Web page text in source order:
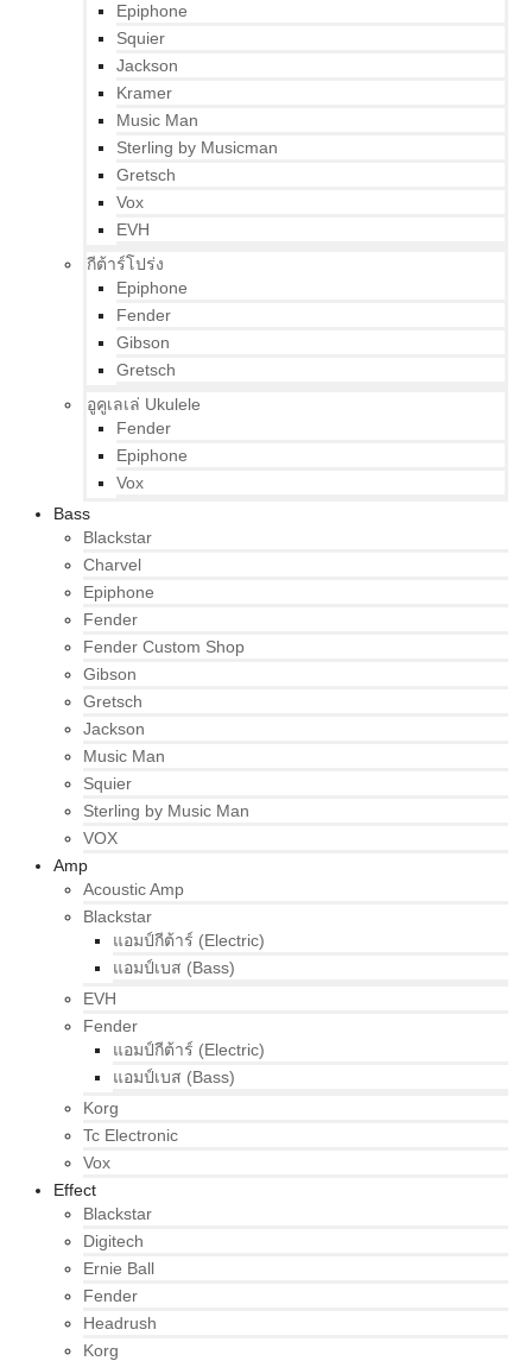
Epiphone
Squier
Jackson
Kramer
Music Man
Sterling by Musicman
Gretsch
Vox
EVH
กีต้าร์โปร่ง
Epiphone
Fender
Gibson
Gretsch
อูคูเลเล่ Ukulele
Fender
Epiphone
Vox
Bass
Blackstar
Charvel
Epiphone
Fender
Fender Custom Shop
Gibson
Gretsch
Jackson
Music Man
Squier
Sterling by Music Man
VOX
Amp
Acoustic Amp
Blackstar
แอมป์กีต้าร์ (Electric)
แอมป์เบส (Bass)
EVH
Fender
แอมป์กีต้าร์ (Electric)
แอมป์เบส (Bass)
Korg
Tc Electronic
Vox
Effect
Blackstar
Digitech
Ernie Ball
Fender
Headrush
Korg